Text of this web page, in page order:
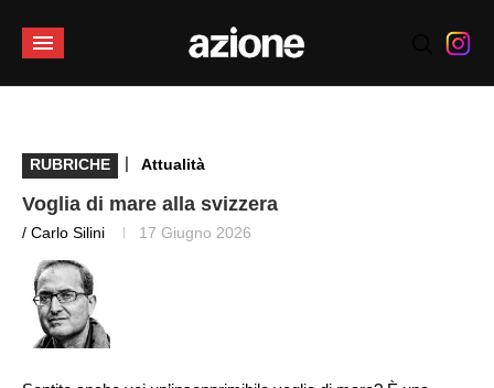
RUBRICHE | Attualità
Voglia di mare alla svizzera
/ Carlo Silini 17 Giugno 2026